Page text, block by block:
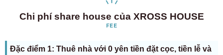
Chi phí share house của XROSS HOUSE
FEE
Đặc điểm 1: Thuê nhà với 0 yên tiền đặt cọc, tiền lễ và